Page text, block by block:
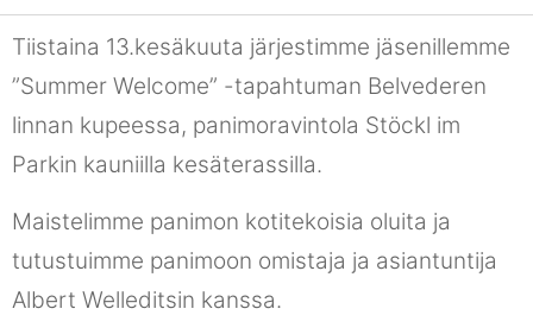
Tiistaina 13.kesäkuuta järjestimme jäsenillemme
”Summer Welcome” -tapahtuman Belvederen
linnan kupeessa, panimoravintola Stöckl im
Parkin kauniilla kesäterassilla.
Maistelimme panimon kotitekoisia oluita ja
tutustuimme panimoon omistaja ja asiantuntija
Albert Welleditsin kanssa.